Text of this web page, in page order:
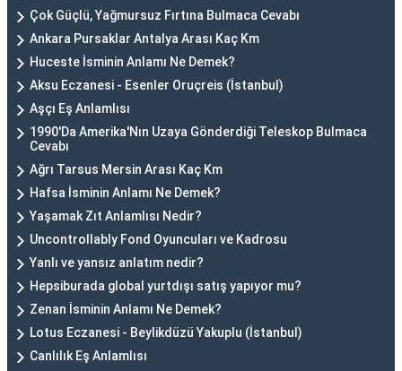
Çok Güçlü, Yağmursuz Fırtına Bulmaca Cevabı
Ankara Pursaklar Antalya Arası Kaç Km
Huceste İsminin Anlamı Ne Demek?
Aksu Eczanesi - Esenler Oruçreis (İstanbul)
Aşçı Eş Anlamlısı
1990'Da Amerika'Nın Uzaya Gönderdiği Teleskop Bulmaca
Cevabı
Ağrı Tarsus Mersin Arası Kaç Km
Hafsa İsminin Anlamı Ne Demek?
Yaşamak Zıt Anlamlısı Nedir?
Uncontrollably Fond Oyuncuları ve Kadrosu
Yanlı ve yansız anlatım nedir?
Hepsiburada global yurtdışı satış yapıyor mu?
Zenan İsminin Anlamı Ne Demek?
Lotus Eczanesi - Beylikdüzü Yakuplu (İstanbul)
Canlılık Eş Anlamlısı